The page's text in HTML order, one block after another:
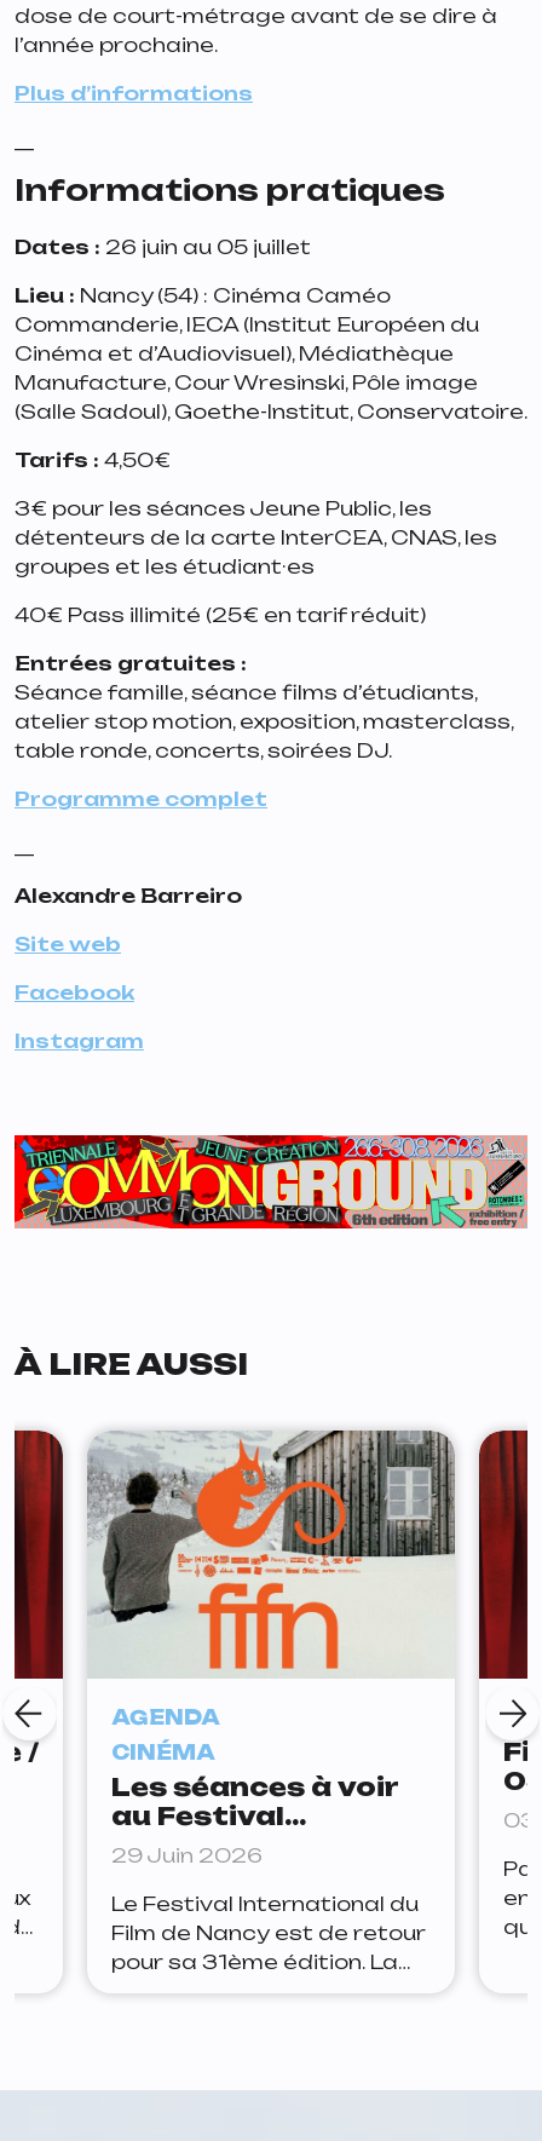
dose de court-métrage avant de se dire à
l’année prochaine.
Plus d’informations
Informations pratiques
Dates : 26 juin au 05 juillet
Lieu : Nancy (54) : Cinéma Caméo
Commanderie, IECA (Institut Européen du
Cinéma et d’Audiovisuel), Médiathèque
Manufacture, Cour Wresinski, Pôle image
(Salle Sadoul), Goethe-Institut, Conservatoire.
Tarifs : 4,50€
3€ pour les séances Jeune Public, les
détenteurs de la carte InterCEA, CNAS, les
groupes et les étudiant·es
40€ Pass illimité (25€ en tarif réduit)
Entrées gratuites :
Séance famille, séance films d’étudiants,
atelier stop motion, exposition, masterclass,
table ronde, concerts, soirées DJ.
Programme complet
Alexandre Barreiro
Site web
Facebook
Instagram
À LIRE AUSSI
/
de
AGENDA
CINÉMA
Les séances à voir
au Festival
International du
29 Juin 2026
Le Festival International du
Film de Nancy est de retour
pour sa 31ème édition. La
Tchéquie sera mise à
03
en